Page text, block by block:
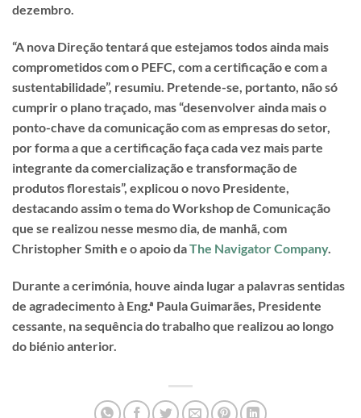
dezembro.
“A nova Direção tentará que estejamos todos ainda mais
comprometidos com o PEFC, com a certificação e com a
sustentabilidade”, resumiu. Pretende-se, portanto, não só
cumprir o plano traçado, mas “desenvolver ainda mais o
ponto-chave da comunicação com as empresas do setor,
por forma a que a certificação faça cada vez mais parte
integrante da comercialização e transformação de
produtos florestais”, explicou o novo Presidente,
destacando assim o tema do Workshop de Comunicação
que se realizou nesse mesmo dia, de manhã, com
Christopher Smith e o apoio daThe Navigator Company.
Durante a cerimónia, houve ainda lugar a palavras sentidas
de agradecimento à Eng.ª Paula Guimarães, Presidente
cessante, na sequência do trabalho que realizou ao longo
do biénio anterior.